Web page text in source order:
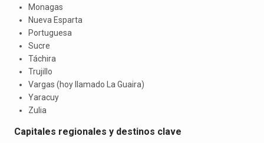
Monagas
Nueva Esparta
Portuguesa
Sucre
Táchira
Trujillo
Vargas (hoy llamado La Guaira)
Yaracuy
Zulia
Capitales regionales y destinos clave